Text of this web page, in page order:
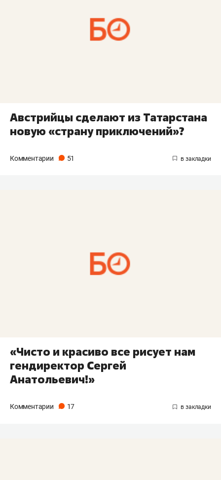
Австрийцы сделают из Татарстана
новую «страну приключений»?
Комментарии 51
«Чисто и красиво все рисует нам
гендиректор Сергей
Анатольевич!»
Комментарии 17